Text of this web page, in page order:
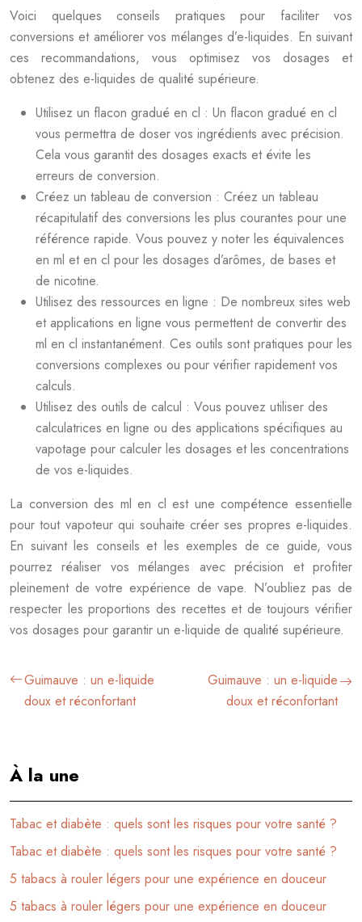
Voici quelques conseils pratiques pour faciliter vos
conversions et améliorer vos mélanges d’e-liquides. En suivant
ces recommandations, vous optimisez vos dosages et
obtenez des e-liquides de qualité supérieure.
Utilisez un flacon gradué en cl : Un flacon gradué en cl
vous permettra de doser vos ingrédients avec précision.
Cela vous garantit des dosages exacts et évite les
erreurs de conversion.
Créez un tableau de conversion : Créez un tableau
récapitulatif des conversions les plus courantes pour une
référence rapide. Vous pouvez y noter les équivalences
en ml et en cl pour les dosages d’arômes, de bases et
de nicotine.
Utilisez des ressources en ligne : De nombreux sites web
et applications en ligne vous permettent de convertir des
ml en cl instantanément. Ces outils sont pratiques pour les
conversions complexes ou pour vérifier rapidement vos
calculs.
Utilisez des outils de calcul : Vous pouvez utiliser des
calculatrices en ligne ou des applications spécifiques au
vapotage pour calculer les dosages et les concentrations
de vos e-liquides.
La conversion des ml en cl est une compétence essentielle
pour tout vapoteur qui souhaite créer ses propres e-liquides.
En suivant les conseils et les exemples de ce guide, vous
pourrez réaliser vos mélanges avec précision et profiter
pleinement de votre expérience de vape. N’oubliez pas de
respecter les proportions des recettes et de toujours vérifier
vos dosages pour garantir un e-liquide de qualité supérieure.
Guimauve : un e-liquide
doux et réconfortant
Guimauve : un e-liquide
doux et réconfortant
À la une
Tabac et diabète : quels sont les risques pour votre santé ?
Tabac et diabète : quels sont les risques pour votre santé ?
5 tabacs à rouler légers pour une expérience en douceur
5 tabacs à rouler légers pour une expérience en douceur